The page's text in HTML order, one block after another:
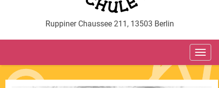
Ruppiner Chaussee 211, 13503 Berlin